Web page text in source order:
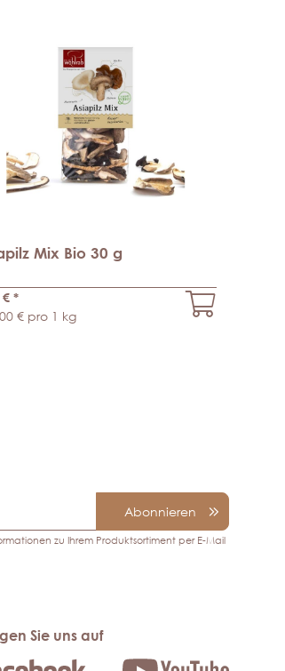
Mix Bio 30 g
€ *
€ pro 1 kg
Abonnieren
zu Ihrem Produktsortiment per E-Mail
Sie uns auf